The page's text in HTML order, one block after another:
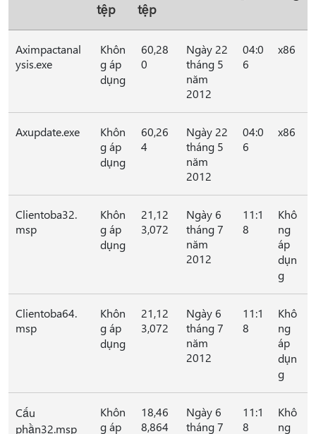
tệp
tệp
Aximpactanal
ysis.exe
Khôn
g áp
dụng
60,28
0
Ngày 22
tháng 5
năm
2012
04:0
6
x86
Axupdate.exe
Khôn
g áp
dụng
60,26
4
Ngày 22
tháng 5
năm
2012
04:0
6
x86
Clientoba32.
msp
Khôn
g áp
dụng
21,12
3,072
Ngày 6
tháng 7
năm
2012
11:1
8
Khô
ng
áp
dụn
g
Clientoba64.
msp
Khôn
g áp
dụng
21,12
3,072
Ngày 6
tháng 7
năm
2012
11:1
8
Khô
ng
áp
dụn
g
Cấu
phần32.msp
Khôn
g áp
18,46
8,864
Ngày 6
tháng 7
11:1
8
Khô
ng